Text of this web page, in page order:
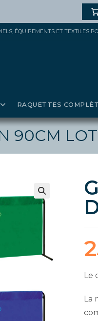
pour 150€
ÉQUIPEMENTS ET
RAQUETTES
90CM
Le
La